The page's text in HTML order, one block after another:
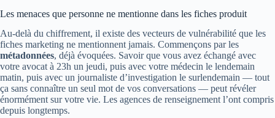
Les menaces que personne ne mentionne dans les fiches produit
Au-delà du chiffrement, il existe des vecteurs de vulnérabilité que les
fiches marketing ne mentionnent jamais. Commençons par les
métadonnées, déjà évoquées. Savoir que vous avez échangé avec
votre avocat à 23h un jeudi, puis avec votre médecin le lendemain
matin, puis avec un journaliste d’investigation le surlendemain — tout
ça sans connaître un seul mot de vos conversations — peut révéler
énormément sur votre vie. Les agences de renseignement l’ont compris
depuis longtemps.